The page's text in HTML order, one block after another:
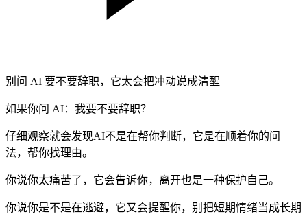
别问 AI 要不要辞职，它太会把冲动说成清醒
如果你问 AI：我要不要辞职？
仔细观察就会发现AI不是在帮你判断，它是在顺着你的问
法，帮你找理由。
你说你太痛苦了，它会告诉你，离开也是一种保护自己。
你说你是不是在逃避，它又会提醒你，别把短期情绪当成长期